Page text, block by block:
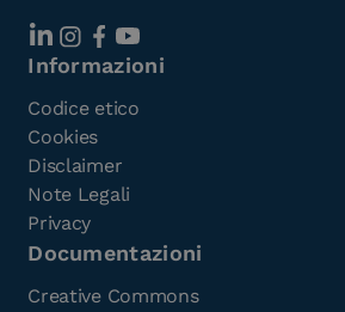
Informazioni
Codice etico
Cookies
Disclaimer
Note Legali
Privacy
Documentazioni
Creative Commons